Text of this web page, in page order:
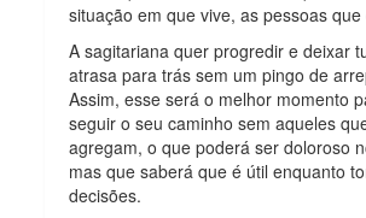
situação em que vive, as pessoas que
A sagitariana quer progredir e deixar
atrasa para trás sem um pingo de
Assim, esse será o melhor momento
seguir o seu caminho sem aqueles
agregam, o que poderá ser doloroso
mas que saberá que é útil enquanto
decisões.